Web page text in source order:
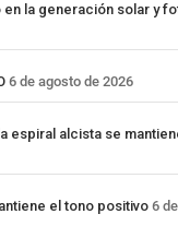
en la generación solar y
6 de agosto de 2026
espiral alcista se
el tono positivo 6